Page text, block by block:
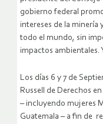
gobierno federal
intereses de la minería
todo el mundo, sin
impactos ambientales.
Los días 6 y 7 de
Russell de Derechos
– incluyendo mujeres
Guatemala – a fin de